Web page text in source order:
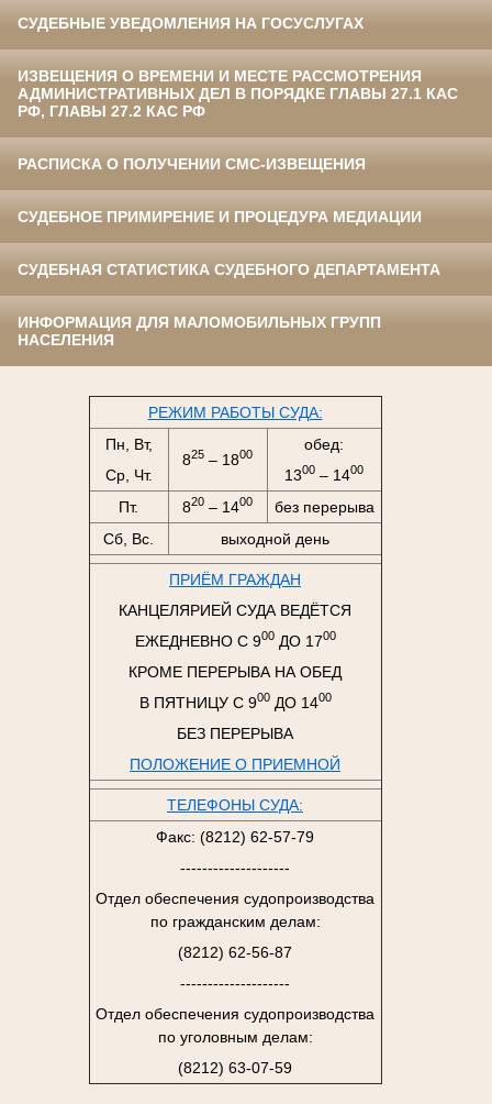
СУДЕБНЫЕ УВЕДОМЛЕНИЯ НА ГОСУСЛУГАХ
ИЗВЕЩЕНИЯ О ВРЕМЕНИ И МЕСТЕ РАССМОТРЕНИЯ
АДМИНИСТРАТИВНЫХ ДЕЛ В ПОРЯДКЕ ГЛАВЫ 27.1 КАС
РФ, ГЛАВЫ 27.2 КАС РФ
РАСПИСКА О ПОЛУЧЕНИИ СМС-ИЗВЕЩЕНИЯ
СУДЕБНОЕ ПРИМИРЕНИЕ И ПРОЦЕДУРА МЕДИАЦИИ
СУДЕБНАЯ СТАТИСТИКА СУДЕБНОГО ДЕПАРТАМЕНТА
ИНФОРМАЦИЯ ДЛЯ МАЛОМОБИЛЬНЫХ ГРУПП
НАСЕЛЕНИЯ
РЕЖИМ РАБОТЫ СУДА:
Пн, Вт,
Ср, Чт.
825 – 1800
обед:
1300 – 1400
Пт. 820 – 1400
без перерыва
Сб, Вс.
выходной день
ПРИЁМ ГРАЖДАН
КАНЦЕЛЯРИЕЙ СУДА ВЕДЁТСЯ
ЕЖЕДНЕВНО С 900ДО 1700
КРОМЕ ПЕРЕРЫВА НА ОБЕД
В ПЯТНИЦУ С 900ДО 1400
БЕЗ ПЕРЕРЫВА
ПОЛОЖЕНИЕ О ПРИЕМНОЙ
ТЕЛЕФОНЫ СУДА:
Факс: (8212) 62-57-79
--------------------
Отдел обеспечения судопроизводства
по гражданским делам:
(8212) 62-56-87
--------------------
Отдел обеспечения судопроизводства
по уголовным делам:
(8212) 63-07-59